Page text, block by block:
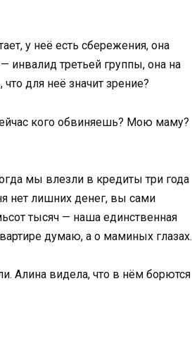
у неё есть сбережения, она
инвалид третьей группы, она на
для неё значит зрение?
кого обвиняешь? Мою маму?
мы влезли в кредиты три года
нет лишних денег, вы сами
тысяч — наша единственная
думаю, а о маминых глазах.
Алина видела, что в нём борются